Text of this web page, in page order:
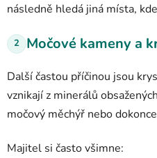
následně hledá jiná místa,
2 Močové kameny a
Další častou příčinou jsou
vznikají z minerálů
močový měchýř nebo
Majitel si často všimne: